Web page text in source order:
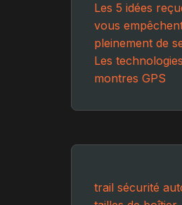
Les 5 idées
vous
pleinement de
Les
montres GPS
trail sécurité